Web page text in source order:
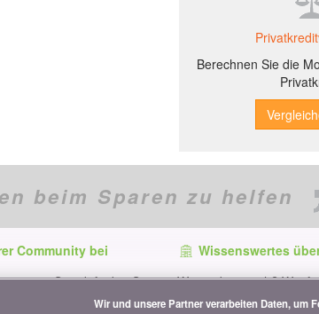
Berechnen Sie die
beim Sparen zu helfen
Community bei
Stand, finden Sie
zum Sparen auf:
Wissenswertes
Wer ist bonus.ch? Wie
Vergleiche?
Wir und unsere Partner verarbeiten Daten, um